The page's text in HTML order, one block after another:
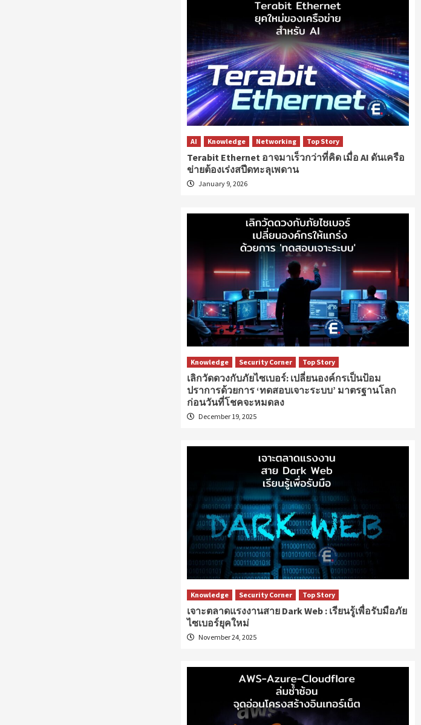
AI Knowledge Networking Top Story
Terabit Ethernet อาจมาเร็วกว่าที่คิด เมื่อ AI ดันเครือ
ข่ายต้องเร่งสปีดทะลุเพดาน
January 9, 2026
Knowledge Security Corner Top Story
เลิกวัดดวงกับภัยไซเบอร์: เปลี่ยนองค์กรเป็นป้อม
ปราการด้วยการ ‘ทดสอบเจาะระบบ’ มาตรฐานโลก
ก่อนวันที่โชคจะหมดลง
December 19, 2025
Knowledge Security Corner Top Story
เจาะตลาดแรงงานสาย Dark Web : เรียนรู้เพื่อรับมือภัย
ไซเบอร์ยุคใหม่
November 24, 2025